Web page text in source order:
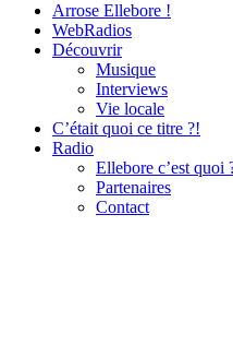
Arrose Ellebore !
WebRadios
Découvrir
Musique
Interviews
Vie locale
C’était quoi ce titre ?!
Radio
Ellebore c’est quoi
Partenaires
Contact